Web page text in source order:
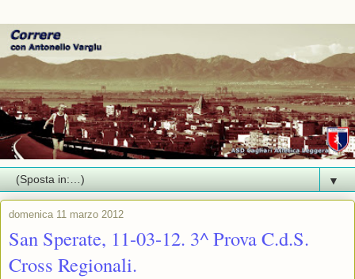
▼
domenica 11 marzo 2012
San Sperate, 11-03-12. 3^ Prova C.d.S.
Cross Regionali.